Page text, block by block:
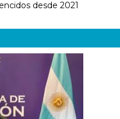
desde 2021